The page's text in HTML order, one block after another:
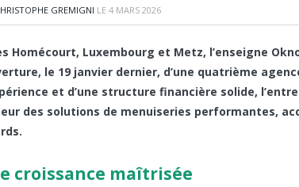
GREMIGNI LE 4 MARS 2026
Homécourt, Luxembourg et Metz, l’enseigne
le 19 janvier dernier, d’une quatrième
et d’une structure financière solide,
des solutions de menuiseries performantes,
croissance maîtrisée